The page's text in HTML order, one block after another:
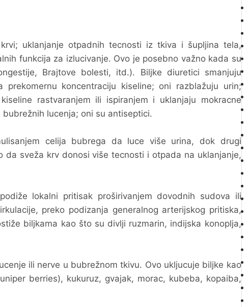
uklanjanje otpadnih tecnosti iz tkiva i šupljina tela,
funkcija za izlucivanje. Ovo je posebno važno kada su
Brajtove bolesti, itd.). Biljke diuretici smanjuju
koncentraciju kiseline; oni razblažuju urin;
rastvaranjem ili ispiranjem i uklanjaju mokracne
lucenja; oni su antiseptici.
celija bubrega da luce više urina, dok drugi
da sveža krv donosi više tecnosti i otpada na uklanjanje,
lokalni pritisak proširivanjem dovodnih sudova ili
preko podizanja generalnog arterijskog pritiska,
biljkama kao što su divlji ruzmarin, indijska konoplja,
ili nerve u bubrežnom tkivu. Ovo ukljucuje biljke kao
berries), kukuruz, gvajak, morac, kubeba, kopaiba,